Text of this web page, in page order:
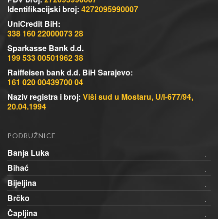
Identifikacijski broj: 4272095990007
UniCredit BiH:
338 160 22000073 28
Sparkasse Bank d.d.
199 533 00501962 38
Raiffeisen bank d.d. BiH Sarajevo:
161 020 00439700 04
Naziv registra i broj: Viši sud u Mostaru, U/I-677/94,
20.04.1994
PODRUŽNICE
Banja Luka
Bihać
Bijeljina
Brčko
Čapljina